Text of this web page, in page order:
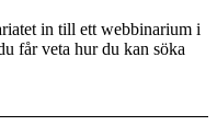
in till ett webbinarium i
får veta hur du kan söka